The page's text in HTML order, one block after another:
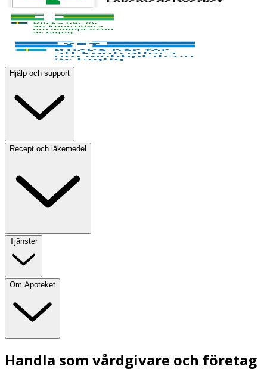
Hjälp och support
Recept och läkemedel
Tjänster
Om Apoteket
Handla som vårdgivare och företag